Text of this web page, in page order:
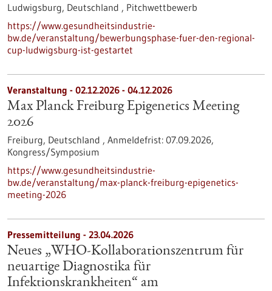
Ludwigsburg, Deutschland , Pitchwettbewerb
https://www.gesundheitsindustrie-
bw.de/veranstaltung/bewerbungsphase-fuer-den-regional-
cup-ludwigsburg-ist-gestartet
Veranstaltung - 02.12.2026 - 04.12.2026
Max Planck Freiburg Epigenetics Meeting
2026
Freiburg, Deutschland , Anmeldefrist: 07.09.2026,
Kongress/Symposium
https://www.gesundheitsindustrie-
bw.de/veranstaltung/max-planck-freiburg-epigenetics-
meeting-2026
Pressemitteilung - 23.04.2026
Neues „WHO-Kollaborationszentrum für
neuartige Diagnostika für
Infektionskrankheiten“ am